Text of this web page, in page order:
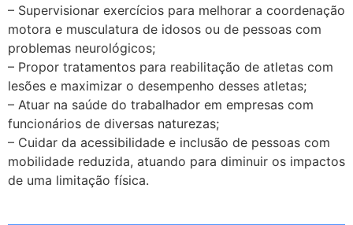
– Supervisionar exercícios para melhorar a coordenação
motora e musculatura de idosos ou de pessoas com
problemas neurológicos;
– Propor tratamentos para reabilitação de atletas com
lesões e maximizar o desempenho desses atletas;
– Atuar na saúde do trabalhador em empresas com
funcionários de diversas naturezas;
– Cuidar da acessibilidade e inclusão de pessoas com
mobilidade reduzida, atuando para diminuir os impactos
de uma limitação física.